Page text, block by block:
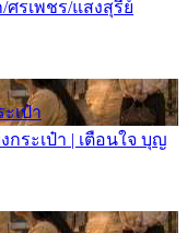
ศรเพชร/แสงสุรีย์
เป๋า
กระเป๋า | เตือนใจ บุญ